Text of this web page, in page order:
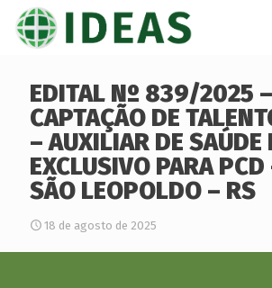
EDITAL Nº 839/2025 –
CAPTAÇÃO DE
– AUXILIAR DE SAÚDE
EXCLUSIVO PARA
SÃO LEOPOLDO – RS
18 de agosto de 2025